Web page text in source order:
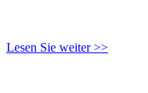
Lesen Sie weiter >>